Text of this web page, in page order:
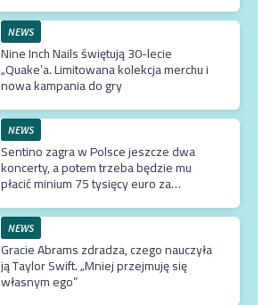
NEWS
Nine Inch Nails świętują 30-lecie
„Quake’a. Limitowana kolekcja merchu i
nowa kampania do gry
NEWS
Sentino zagra w Polsce jeszcze dwa
koncerty, a potem trzeba będzie mu
płacić minium 75 tysięcy euro za
NEWS
Gracie Abrams zdradza, czego nauczyła
ją Taylor Swift. „Mniej przejmuję się
własnym ego”